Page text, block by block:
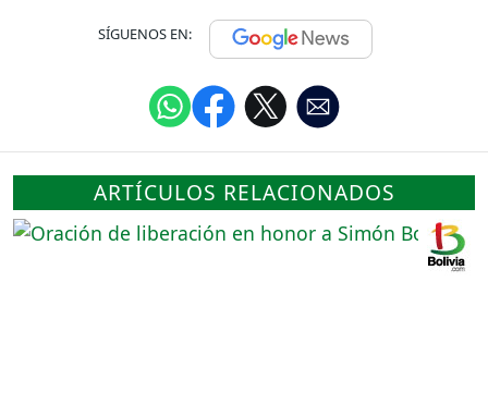
SÍGUENOS EN:
ARTÍCULOS RELACIONADOS